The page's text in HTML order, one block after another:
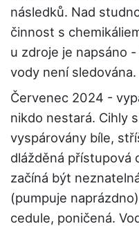
následků. Nad
činnost s
u zdroje je napsáno
vody není sledována.
Červenec 2024 -
nikdo nestará. Cihly
vyspárovány bíle,
dlážděná přístupová
začíná být
(pumpuje
cedule, poničená.